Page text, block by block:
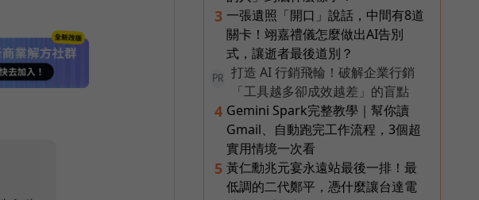
3 一張遺照「開口」說話，中間有8道
關卡！翊嘉禮儀怎麼做出AI告別
式，讓逝者最後道別？
PR
打造 AI 行銷飛輪！破解企業行銷
「工具越多卻成效越差」的盲點
4 Gemini Spark完整教學｜幫你讀
Gmail、自動跑完工作流程，3個超
實用情境一次看
5 黃仁勳兆元宴永遠站最後一排！最
低調的二代鄭平，憑什麼讓台達電